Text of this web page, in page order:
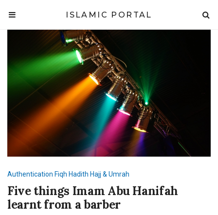
ISLAMIC PORTAL
Authentication Fiqh Hadith Hajj & Umrah
Five things Imam Abu Hanifah
learnt from a barber